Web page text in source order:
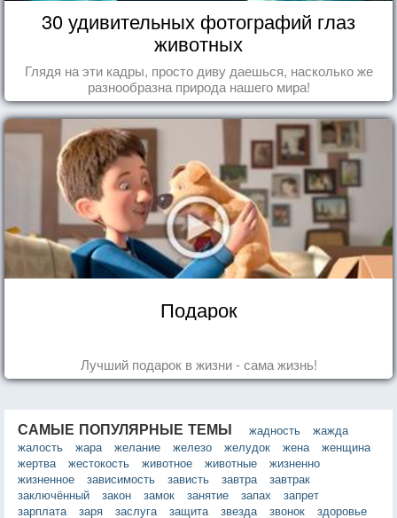
30 удивительных фотографий глаз
животных
Глядя на эти кадры, просто диву даешься, насколько же
разнообразна природа нашего мира!
Подарок
Лучший подарок в жизни - сама жизнь!
САМЫЕ ПОПУЛЯРНЫЕ ТЕМЫ жадность
жажда
жалость
жара желание железо желудок жена
женщина
жертва
жестокость животное животные
жизненно
жизненное
зависимость зависть завтра
завтрак
заключённый
закон замок занятие запах
запрет
зарплата
заря заслуга защита звезда звонок
здоровье